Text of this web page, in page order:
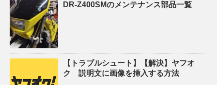
DR-Z400SMのメンテナンス部品一覧
【トラブルシュート】【解決】ヤフオ
ク 説明文に画像を挿入する方法